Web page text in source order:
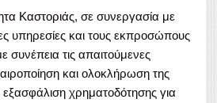
Καστοριάς, σε συνεργασία με
υπηρεσίες και τους εκπροσώπους
συνέπεια τις απαιτούμενες
και ολοκλήρωση της
χρηματοδότησης για